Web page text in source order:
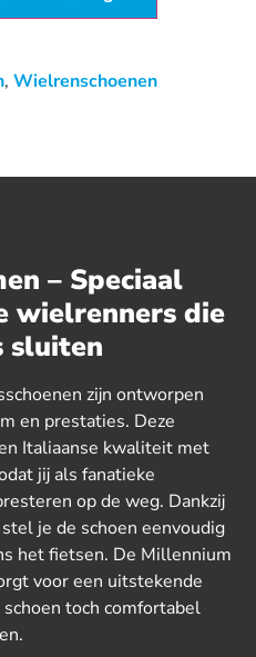
, Wielrenschoenen
– Speciaal
wielrenners die
sluiten
zijn ontworpen
en prestaties. Deze
Italiaanse kwaliteit met
jij als fanatieke
op de weg. Dankzij
je de schoen eenvoudig
het fietsen. De Millennium
voor een uitstekende
toch comfortabel